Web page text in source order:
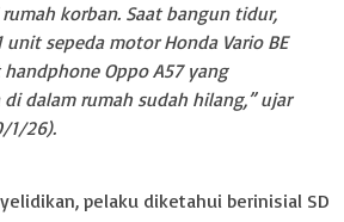
korban. Saat bangun tidur,
sepeda motor Honda Vario BE
handphone Oppo A57 yang
dalam rumah sudah hilang,” ujar
1/26).
pelaku diketahui berinisial SD